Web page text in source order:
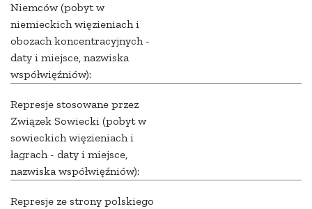
Niemców (pobyt w
niemieckich więzieniach i
obozach koncentracyjnych -
daty i miejsce, nazwiska
współwięźniów):
Represje stosowane przez
Związek Sowiecki (pobyt w
sowieckich więzieniach i
łagrach - daty i miejsce,
nazwiska współwięźniów):
Represje ze strony polskiego